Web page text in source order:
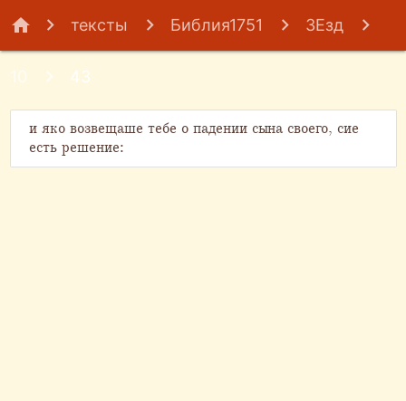
home тексты Библия1751 3Езд
43
и яко возвещаше тебе о падении сына своего, сие
есть решение: